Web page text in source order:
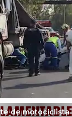
de motociclista